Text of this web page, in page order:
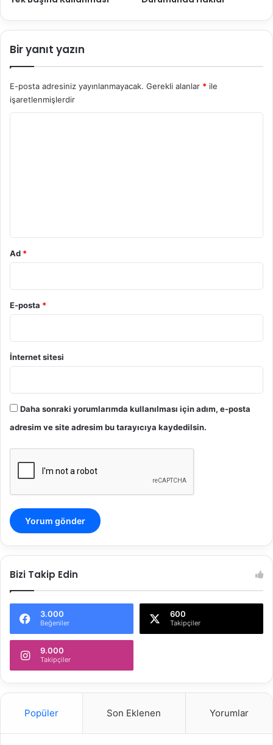
Bir yanıt yazın
E-posta adresiniz yayınlanmayacak. Gerekli alanlar * ile
işaretlenmişlerdir
Ad *
E-posta *
İnternet sitesi
Daha sonraki yorumlarımda kullanılması için adım, e-posta
adresim ve site adresim bu tarayıcıya kaydedilsin.
Bizi Takip Edin
3.000
Beğeniler
600
Takipçiler
9.000
Takipçiler
Popüler Son Eklenen Yorumlar